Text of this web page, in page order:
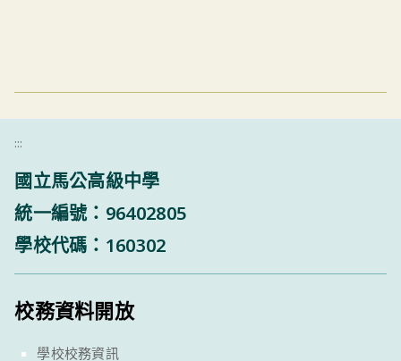
:::
國立馬公高級中學
統一編號：96402805
學校代碼：160302
校務資料開放
學校校務資訊